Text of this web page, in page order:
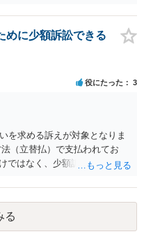
方と一緒に行く」という合意
きません。こちらを重視すれ
に行く」という結果の実現に
ットを引き渡すべきといえる
るのが当事者の合理的意思に
くことになると思います。 例
合、交際を解消した2人が当日
心理が働くことも無理からぬ
定のアリーナ席であれば隣り
、そのチケットが入手困難で
は変わってくるかもしれませ
に規定する特定興行入場券に
場合には、チケット引渡し以
このように、本件の紛争は、
にあるのかを追求した解決が
い問題なので、弁護士によっ
めに少額訴訟できる
役にたった 3
を求める訴えが対象となりま
（立替払）で支払われてお
ではなく、少額訴訟は使えな
れますが、まずは後払い決済
拠の写しとともに）支払拒絶
行ってきた場合には全面的に
と思います。弁護士会の相談
る